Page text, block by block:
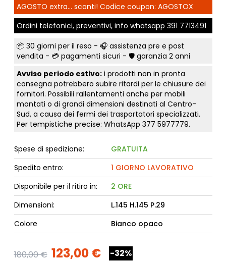
AGOSTO extra... sconti! Codice coupon: AGOSTOX
Ordini telefonici, preventivi, info whatsapp 391 7713491
📦 30 giorni per il reso - 🎧 assistenza pre e post
vendita - 💳 pagamenti sicuri - 🛡️ garanzia 2 anni
Avviso periodo estivo:i prodotti non in pronta
consegna potrebbero subire ritardi per le chiusure dei
fornitori. Possibili rallentamenti anche per mobili
montati o di grandi dimensioni destinati al Centro-
Sud, a causa dei fermi dei trasportatori specializzati.
Per tempistiche precise: WhatsApp 377 5977779.
Spese di spedizione:
GRATUITA
Spedito entro:
1 GIORNO LAVORATIVO
Disponibile per il ritiro in:
2 ORE
Dimensioni:
L.145 H.145 P.29
Colore
Bianco opaco
180,00 € 123,00 € -32%